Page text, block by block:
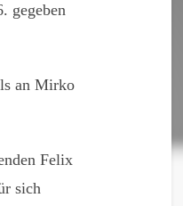
gegeben
an Mirko
Felix
sich